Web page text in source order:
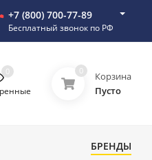
+7 (800) 700-77-89
Бесплатный звонок по РФ
0 0
Корзина
Пусто
БРЕНДЫ